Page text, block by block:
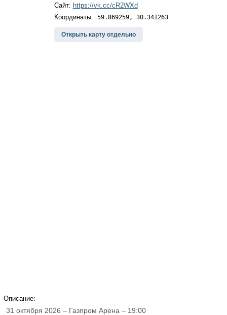
Сайт: https://vk.cc/cR2WXd
Координаты: 59.869259, 30.341263
Открыть карту отдельно
Описание:
31 октября 2026 – Газпром Арена – 19:00